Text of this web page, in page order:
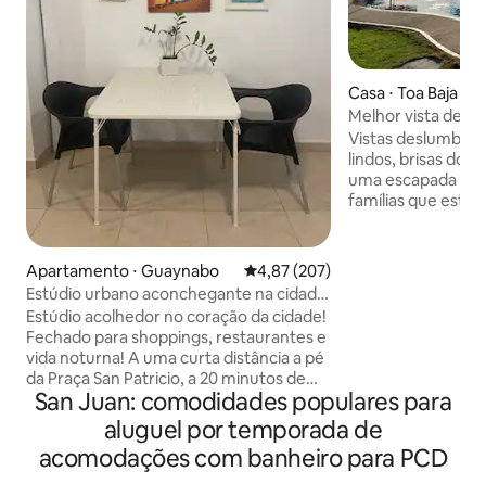
Apartamento ⋅ Guaynabo 4,87 de uma avaliação média de
4,87 (207)
Estúdio urbano aconchegante na cidade
de Guaynabo
Estúdio acolhedor no coração da cidade!
Fechado para shoppings, restaurantes e
vida noturna! A uma curta distância a pé
da Praça San Patricio, a 20 minutos de
carro do Aeroporto Internacional, a 15
minutos de carro da antiga San Juan, a
10 minutos de carro da Praça das
Américas... A propriedade está
Casa ⋅ Toa Baja
Melhor vista de
privativa /
Vistas
lindos, brisas do mar. Ótimo
uma escapada
famílias que
ao vivo, eventos
fábrica Bacardi
San Juan: comodidades populares para
aluguel por temporada de
acomodações com banheiro para PCD